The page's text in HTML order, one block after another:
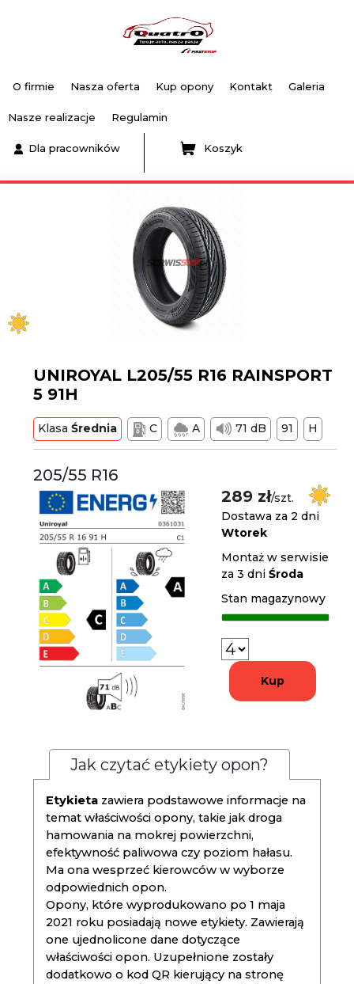
O firmie Nasza oferta Kup opony Kontakt Galeria
Nasze realizacje Regulamin
Dla pracowników Koszyk
UNIROYAL L205/55 R16 RAINSPORT
5 91H
KlasaŚrednia C A 71 dB 91 H
205/55 R16
289 zł/szt.
Dostawa za 2 dni
Wtorek
Montaż w serwisie
za 3 dniŚroda
Stan magazynowy
Kup
Jak czytać etykiety opon?
Etykieta zawiera podstawowe informacje na
temat właściwości opony, takie jak droga
hamowania na mokrej powierzchni,
efektywność paliwowa czy poziom hałasu.
Ma ona wesprzeć kierowców w wyborze
odpowiednich opon.
Opony, które wyprodukowano po 1 maja
2021 roku posiadają nowe etykiety. Zawierają
one ujednolicone dane dotyczące
właściwości opon. Uzupełnione zostały
dodatkowo o kod QR kierujący na stronę